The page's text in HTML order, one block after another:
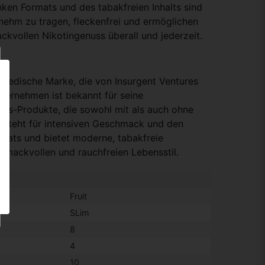
Formats und des tabakfreien Inhalts sind
zu tragen, fleckenfrei und ermöglichen
Nikotingenuss überall und jederzeit.
Marke, die von Insurgent Ventures
ist bekannt für seine
Produkte, die sowohl mit als auch ohne
für intensiven Geschmack und den
und bietet moderne, tabakfreie
und rauchfreien Lebensstil.
Fruit
SLim
8
4
10